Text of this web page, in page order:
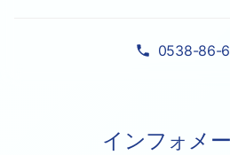
0538-86-
インフォメ